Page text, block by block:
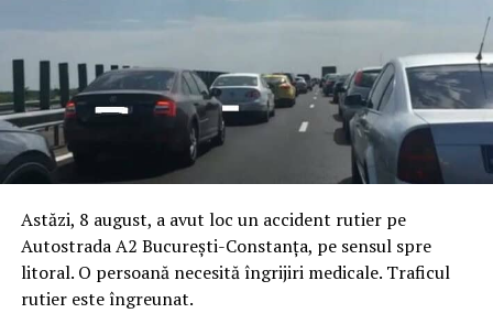
Astăzi, 8 august, a avut loc un accident rutier pe
Autostrada A2 București-Constanța, pe sensul spre
litoral. O persoană necesită îngrijiri medicale. Traficul
rutier este îngreunat.